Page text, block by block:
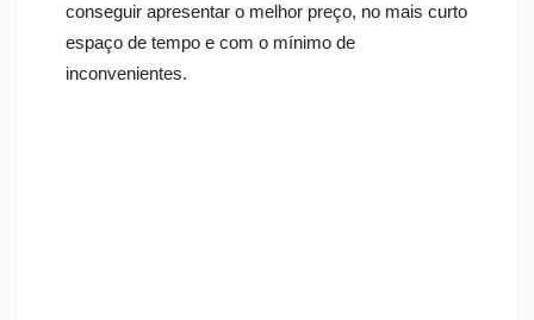
conseguir apresentar o melhor preço, no mais curto
espaço de tempo e com o mínimo de
inconvenientes.